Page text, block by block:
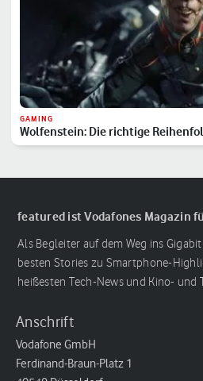
GAMING
Wolfenstein: Die richtige
featured ist Vodafones Magazin
Als Begleiter auf dem Weg ins
besten Stories zu Smartphone-
heißesten Tech-News und Kino- und
Anschrift
Vodafone GmbH
Ferdinand-Braun-Platz 1